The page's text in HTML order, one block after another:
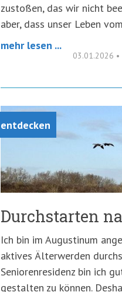
zustoßen, das wir nicht
aber, dass unser Leben
mehr lesen ...
03.01.2026 •
entdecken
Durchstarten
Ich bin im Augustinum
aktives Älterwerden
Seniorenresidenz bin ich
gestalten zu können.